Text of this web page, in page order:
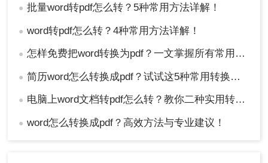
● 批量word转pdf怎么转？5种常用方法详解！
● word转pdf怎么转？4种常用方法详解！
● 怎样免费把word转换为pdf？一文掌握所有常用方法！
● 简历word怎么转换成pdf？试试这5种常用转换方法！
● 电脑上word文档转pdf怎么转？教你二种实用转换方法！
● word怎么转换成pdf？高效方法与专业建议！